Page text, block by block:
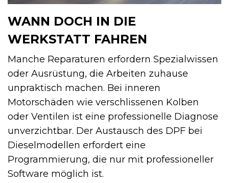
WANN DOCH IN DIE
WERKSTATT FAHREN
Manche Reparaturen erfordern Spezialwissen
oder Ausrüstung, die Arbeiten zuhause
unpraktisch machen. Bei inneren
Motorschäden wie verschlissenen Kolben
oder Ventilen ist eine professionelle Diagnose
unverzichtbar. Der Austausch des DPF bei
Dieselmodellen erfordert eine
Programmierung, die nur mit professioneller
Software möglich ist.